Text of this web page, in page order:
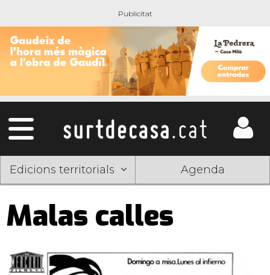
Edicions territorials Agenda
Malas calles